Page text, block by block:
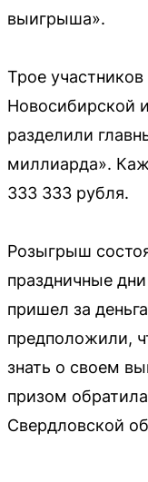
выигрыша».
Трое
Новосибирской
разделили
миллиарда».
333 333 рубля.
Розыгрыш
праздничные
пришел за
предположили,
знать о своем
призом
Свердловской